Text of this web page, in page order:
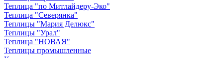
Теплица "по Митлайдеру-Эко"
Теплица "Северянка"
Теплицы "Мария Делюкс"
Теплицы "Урал"
Теплица "НОВАЯ"
Теплицы промышленные